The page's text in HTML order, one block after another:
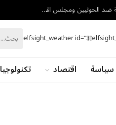
ردًا على هجمات مأرب وحضرموت.. الجيش اليمني يطلق عملية عسكرية ضد الحوثيين ومجلس الأمن يدين التصعيد
[elfsight_weather id="3"]
سياسة اقتصاد تكنولوجيا